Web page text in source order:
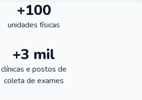
+100
unidades físicas
+3 mil
clínicas e postos de
coleta de exames